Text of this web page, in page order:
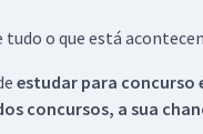
o que está
estudar para concurso
concursos, a sua